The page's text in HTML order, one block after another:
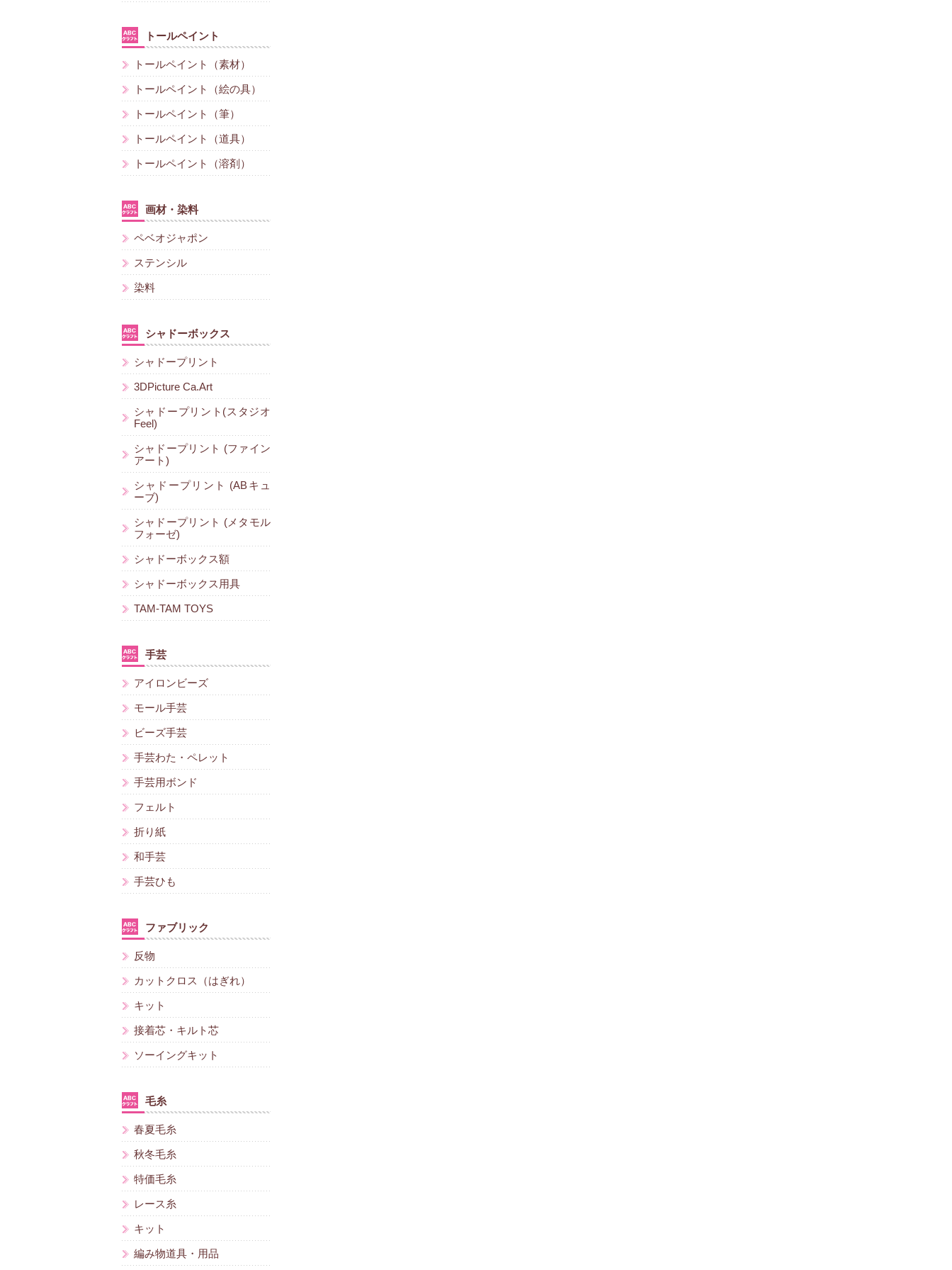
トールペイント
トールペイント（素材）
トールペイント（絵の具）
トールペイント（筆）
トールペイント（道具）
トールペイント（溶剤）
画材・染料
ペベオジャポン
ステンシル
染料
シャドーボックス
シャドープリント
3DPicture Ca.Art
シャドープリント(スタジオ
Feel)
シャドープリント (ファイン
アート)
シャドープリント (ABキュ
ーブ)
シャドープリント (メタモル
フォーゼ)
シャドーボックス額
シャドーボックス用具
TAM-TAM TOYS
手芸
アイロンビーズ
モール手芸
ビーズ手芸
手芸わた・ペレット
手芸用ボンド
フェルト
折り紙
和手芸
手芸ひも
ファブリック
反物
カットクロス（はぎれ）
キット
接着芯・キルト芯
ソーイングキット
毛糸
春夏毛糸
秋冬毛糸
特価毛糸
レース糸
キット
編み物道具・用品